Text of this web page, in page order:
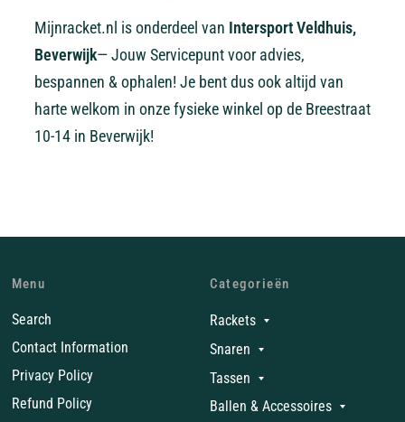
Mijnracket.nl is onderdeel van Intersport Veldhuis,
Beverwijk— Jouw Servicepunt voor advies,
bespannen & ophalen! Je bent dus ook altijd van
harte welkom in onze fysieke winkel op de Breestraat
10-14 in Beverwijk!
Menu
Search
Contact Information
Privacy Policy
Refund Policy
Categorieën
Rackets
Snaren
Tassen
Ballen & Accessoires